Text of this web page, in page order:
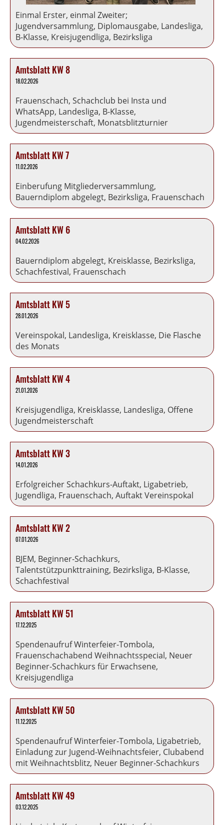
Einmal Erster, einmal Zweiter;
Jugendversammlung, Diplomausgabe, Landesliga,
B-Klasse, Kreisjugendliga, Bezirksliga
Amtsblatt KW 8
18.02.2026
Frauenschach, Schachclub bei Insta und
WhatsApp, Landesliga, B-Klasse,
Jugendmeisterschaft, Monatsblitzturnier
Amtsblatt KW 7
11.02.2026
Einberufung Mitgliederversammlung,
Bauerndiplom abgelegt, Bezirksliga, Frauenschach
Amtsblatt KW 6
04.02.2026
Bauerndiplom abgelegt, Kreisklasse, Bezirksliga,
Schachfestival, Frauenschach
Amtsblatt KW 5
28.01.2026
Vereinspokal, Landesliga, Kreisklasse, Die Flasche
des Monats
Amtsblatt KW 4
21.01.2026
Kreisjugendliga, Kreisklasse, Landesliga, Offene
Jugendmeisterschaft
Amtsblatt KW 3
14.01.2026
Erfolgreicher Schachkurs-Auftakt, Ligabetrieb,
Jugendliga, Frauenschach, Auftakt Vereinspokal
Amtsblatt KW 2
07.01.2026
BJEM, Beginner-Schachkurs,
Talentstützpunkttraining, Bezirksliga, B-Klasse,
Schachfestival
Amtsblatt KW 51
17.12.2025
Spendenaufruf Winterfeier-Tombola,
Frauenschachabend Weihnachtsspecial, Neuer
Beginner-Schachkurs für Erwachsene,
Kreisjugendliga
Amtsblatt KW 50
11.12.2025
Spendenaufruf Winterfeier-Tombola, Ligabetrieb,
Einladung zur Jugend-Weihnachtsfeier, Clubabend
mit Weihnachtsblitz, Neuer Beginner-Schachkurs
Amtsblatt KW 49
03.12.2025